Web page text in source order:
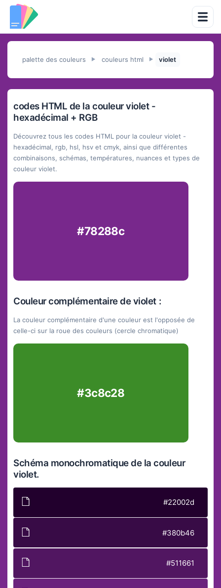
palette des couleurs ► couleurs html ► violet
codes HTML de la couleur violet -
hexadécimal + RGB
Découvrez tous les codes HTML pour la couleur violet -
hexadécimal, rgb, hsl, hsv et cmyk, ainsi que différentes
combinaisons, schémas, températures, nuances et types de
couleur violet.
#78288c
Couleur complémentaire de violet :
La couleur complémentaire d'une couleur est l'opposée de
celle-ci sur la roue des couleurs (cercle chromatique)
#3c8c28
Schéma monochromatique de la couleur
violet.
#22002d
#380b46
#511661